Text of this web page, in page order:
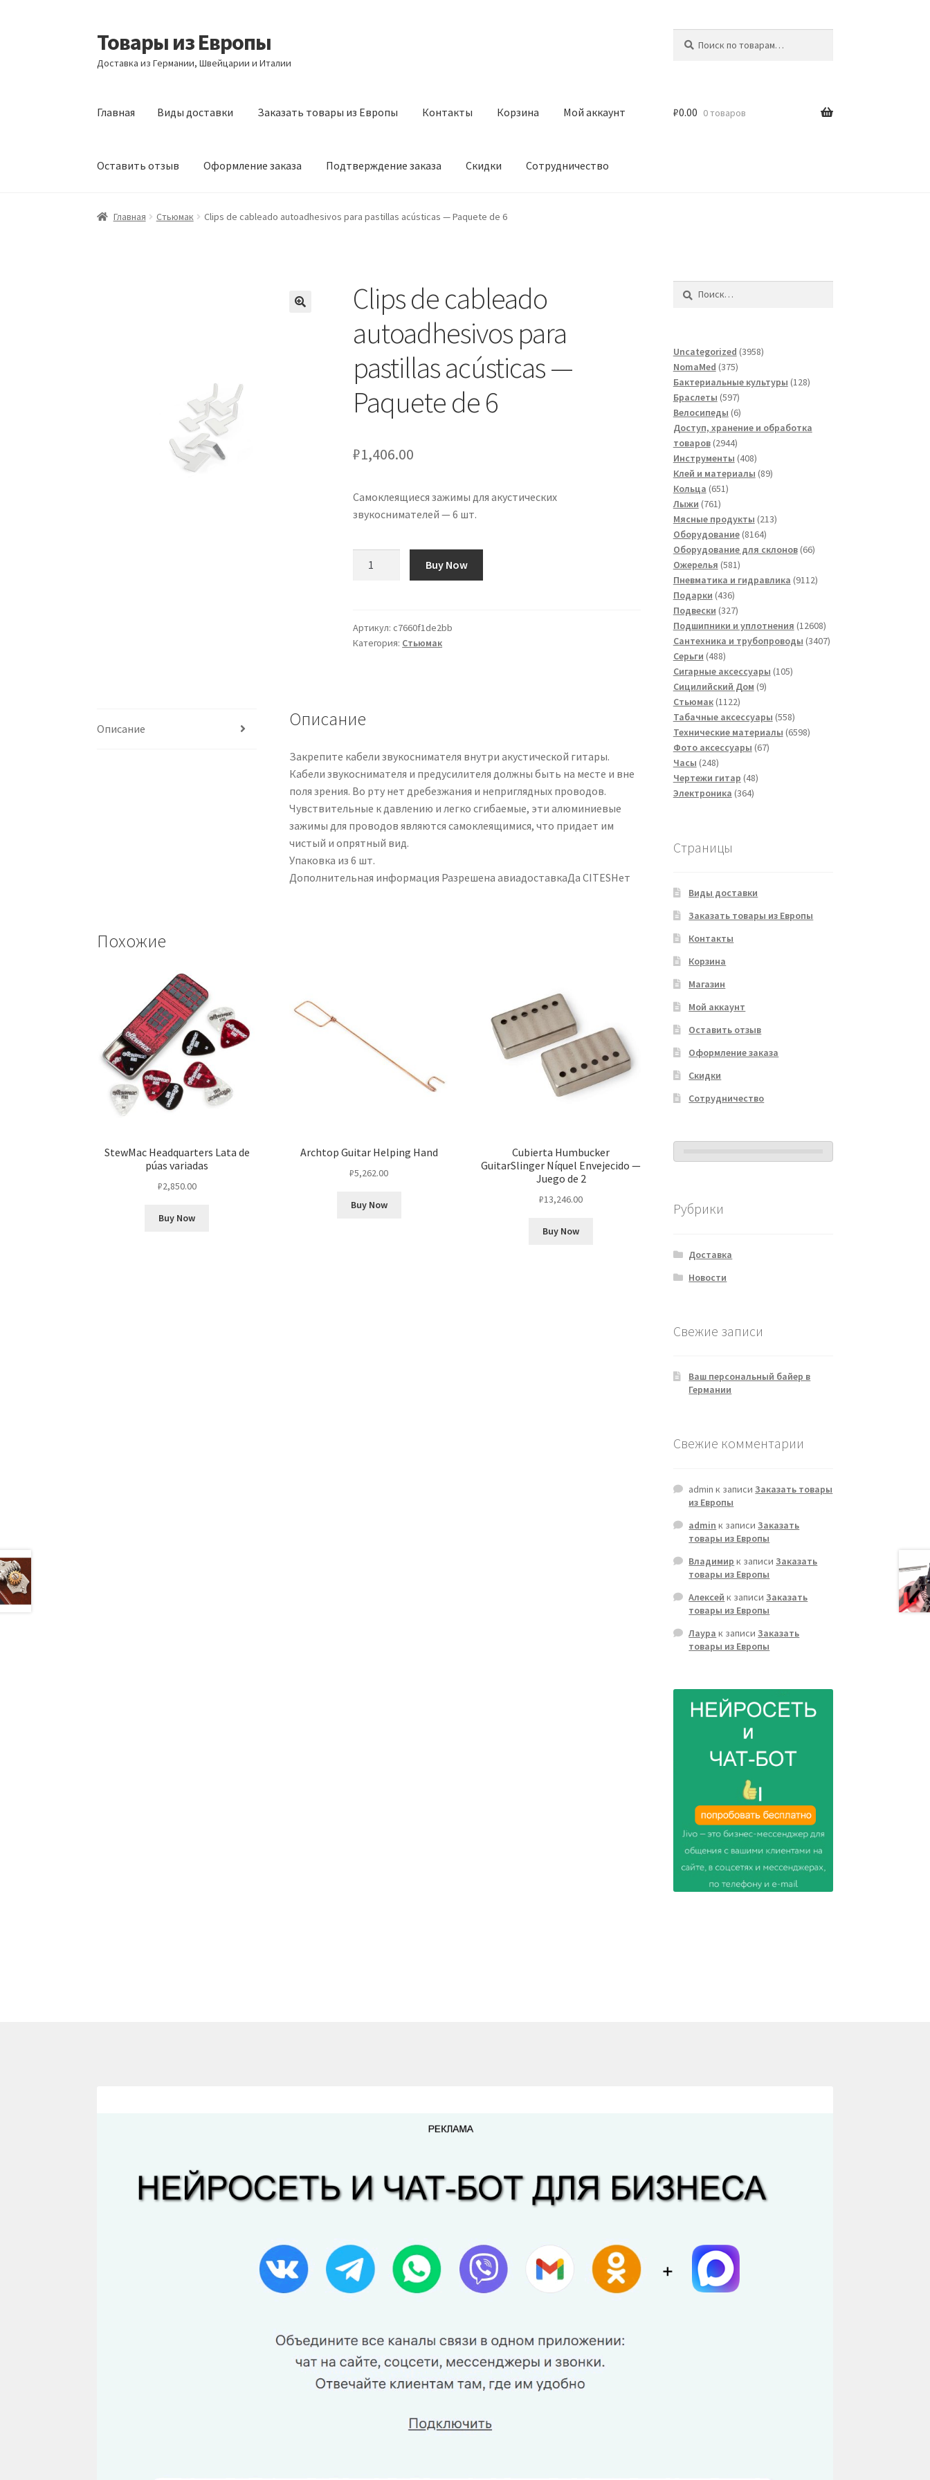
Перейти
к
навигации
Перейти
к
содержимому
Товары из Европы
Доставка из Германии, Швейцарии и Италии
Главная Виды доставки Заказать товары из Европы Контакты Корзина Мой аккаунт
Оставить отзыв Оформление заказа Подтверждение заказа Скидки Сотрудничество
Главная Виды доставки Заказать товары из Европы Контакты Корзина Мой аккаунт
₽0.00 0 товаров
Главная Стьюмак Clips de cableado autoadhesivos para pastillas acústicas — Paquete de 6
Clips de cableado
autoadhesivos para
pastillas acústicas —
Paquete de 6
₽1,406.00
Самоклеящиеся зажимы для акустических
звукоснимателей — 6 шт.
cableado
autoadhesivos
-
6
Buy Now
Артикул:c7660f1de2bb
Категория: Стьюмак
Описание Описание
Закрепите кабели звукоснимателя внутри акустической гитары.
Кабели звукоснимателя и предусилителя должны быть на месте и вне
поля зрения. Во рту нет дребезжания и неприглядных проводов.
Чувствительные к давлению и легко сгибаемые, эти алюминиевые
зажимы для проводов являются самоклеящимися, что придает им
чистый и опрятный вид.
Упаковка из 6 шт.
Дополнительная информация Разрешена авиадоставкаДа CITESНет
Похожие
StewMac Headquarters Lata de
púas variadas
₽2,850.00
Buy Now
Archtop Guitar Helping Hand
₽5,262.00
Buy Now
Cubierta Humbucker
GuitarSlinger Níquel Envejecido —
Juego de 2
₽13,246.00
Buy Now
Uncategorized 39583958
NomaMed 375375
товаров
Бактериальные культуры 128128
Браслеты 597597
товаров
Велосипеды 66
товаров
Доступ, хранение и обработка
товаров 29442944
товара
Инструменты 408408
товаров
Клей и материалы 8989
Кольца 651651
Лыжи 761761
товар
Мясные продукты 213213
Оборудование 81648164
товара
Оборудование для склонов 6666
Ожерелья 581581
товар
Пневматика и гидравлика 91129112
Подарки 436436
товаров
Подвески 327327
товаров
Подшипники и уплотнения 1260812608
товаров
Сантехника и трубопроводы 34073407
Серьги 488488
товаров
Сигарные аксессуары 105105
Сицилийский Дом 99
Стьюмак 11221122
товара
Табачные аксессуары 558558
товаров
Технические материалы 65986598
Фото аксессуары 6767
Часы 248248
товаров
Чертежи гитар 4848
Электроника 364364
Страницы
Виды доставки
Заказать товары из Европы
Контакты
Корзина
Магазин
Мой аккаунт
Оставить отзыв
Оформление заказа
Скидки
Сотрудничество
Рубрики
Доставка
Новости
Свежие записи
Ваш персональный байер в
Германии
Свежие комментарии
admin к записиЗаказать товары
из Европы
admin к записиЗаказать
товары из Европы
Владимир к записиЗаказать
товары из Европы
Алексей к записиЗаказать
товары из Европы
Лаура к записиЗаказать
товары из Европы